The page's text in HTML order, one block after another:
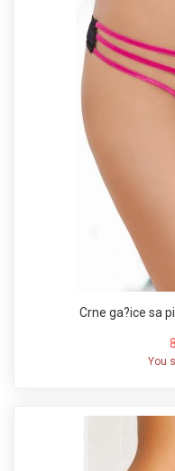
Crne ga?ice sa
You